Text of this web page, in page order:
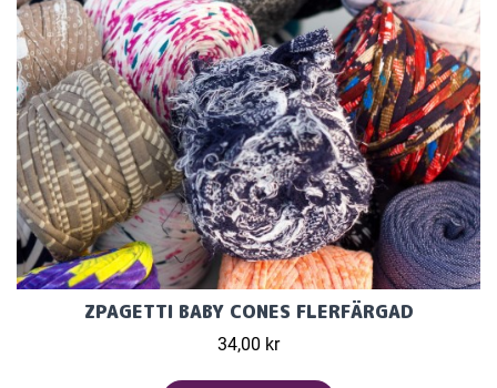
ZPAGETTI BABY CONES FLERFÄRGAD
34,00 kr